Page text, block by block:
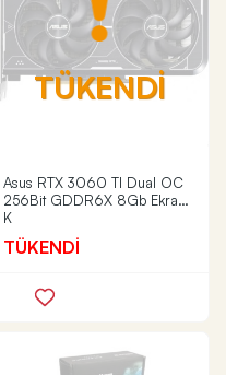
TÜKENDİ
Asus RTX 3060 TI Dual OC
256Bit GDDR6X 8Gb Ekran
K
TÜKENDİ